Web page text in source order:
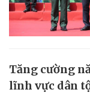
Tăng cường
lĩnh vực dân